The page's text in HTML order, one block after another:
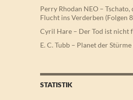
Perry Rhodan NEO –
Flucht ins Verderben (Folgen
Cyril Hare – Der Tod ist nicht
E. C. Tubb – Planet der
STATISTIK